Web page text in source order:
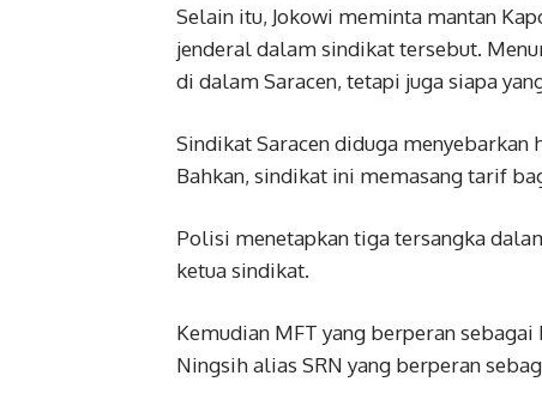
Selain itu, Jokowi meminta mantan
jenderal dalam sindikat tersebut.
di dalam Saracen, tetapi juga siapa
Sindikat Saracen diduga
Bahkan, sindikat ini memasang tarif
Polisi menetapkan tiga tersangka
ketua sindikat.
Kemudian MFT yang berperan
Ningsih alias SRN yang berperan